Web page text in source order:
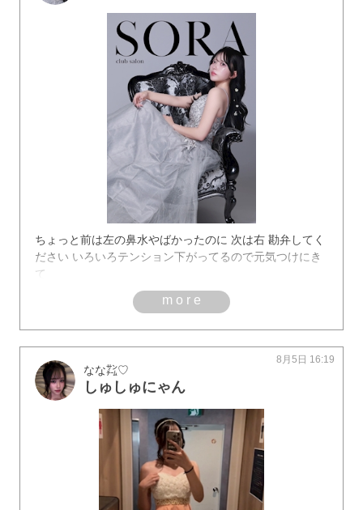
ちょっと前は左の鼻水やばかったのに 次は右 勘弁してく
ださい いろいろテンション下がってるので元気つけにき
て
more
なな㌠♡
しゅしゅにゃん
8月5日 16:19